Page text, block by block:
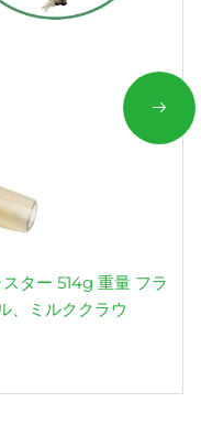
ター 514g 重量 フラ
、ミルククラウ